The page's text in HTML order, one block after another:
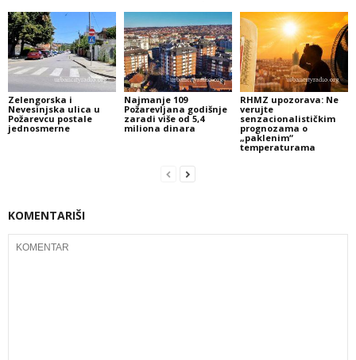
Zelengorska i
Nevesinjska ulica u
Požarevcu postale
jednosmerne
Najmanje 109
Požarevljana godišnje
zaradi više od 5,4
miliona dinara
RHMZ upozorava: Ne
verujte
senzacionalističkim
prognozama o
„paklenim“
temperaturama
KOMENTARIŠI